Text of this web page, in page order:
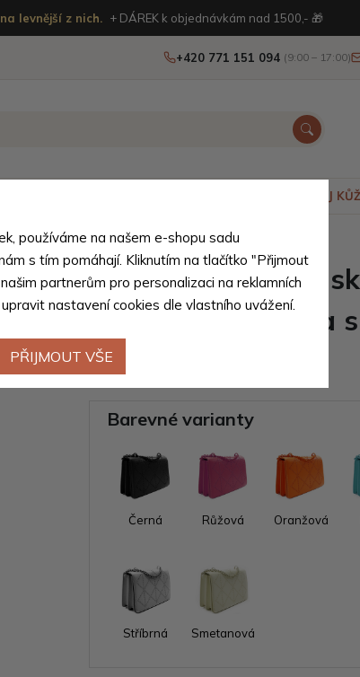
levnější z nich. + DÁREK k objednávkám nad 1500,- 🎁
+420 771 151 094 (9:00 – 17:00)
VÝPRODEJ
Světle zelená
crossbody kabelka
klopnou Dobea
Barevné varianty
Černá Růžová Oranžová
Stříbrná Smetanová
používáme na našem e-shopu sadu
s tím pomáhají. Kliknutím na tlačítko "Přijmout
partnerům pro personalizaci na reklamních
nastavení cookies dle vlastního uvážení.
PŘIJMOUT VŠE